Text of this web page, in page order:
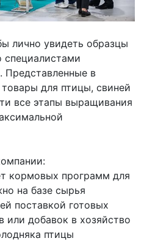
лично увидеть образцы
Представленные в
для птицы, свиней
все этапы выращивания
кормовых программ для
на базе сырья
поставкой готовых
или добавок в хозяйство
птицы